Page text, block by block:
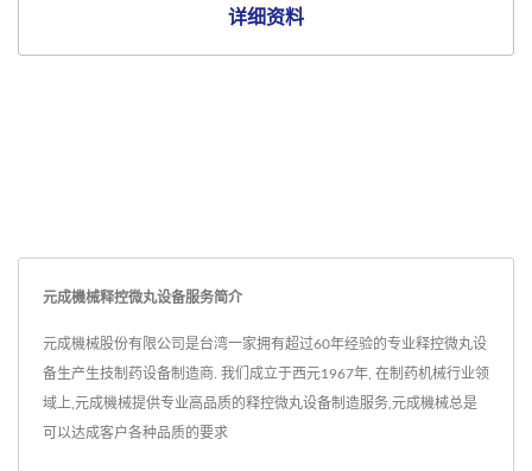
详细资料
元成機械释控微丸设备服务简介
元成機械股份有限公司是台湾一家拥有超过60年经验的专业释控微丸设
备生产生技制药设备制造商. 我们成立于西元1967年, 在制药机械行业领
域上,元成機械提供专业高品质的释控微丸设备制造服务,元成機械总是
可以达成客户各种品质的要求